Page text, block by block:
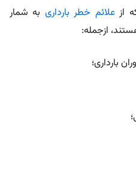
ازعلائم خطر بارداری به شمار
ازجمله:
بارداری؛